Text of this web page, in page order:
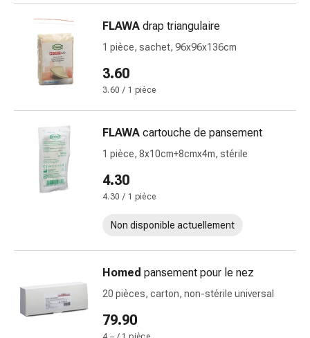
et
adhésifs
Pommade
Tampons
médicaux
Oreilles
et
yeux
Troubles
Gouttes
pour
les
yeux
FLAWA drap triangulaire
1 pièce, sachet, 96x96x136cm
3.60
3.60 / 1 pièce
FLAWA cartouche de pansement
1 pièce, 8x10cm+8cmx4m, stérile
4.30
4.30 / 1 pièce
Non disponible actuellement
Homed pansement pour le nez
20 pièces, carton, non-stérile universal
79.90